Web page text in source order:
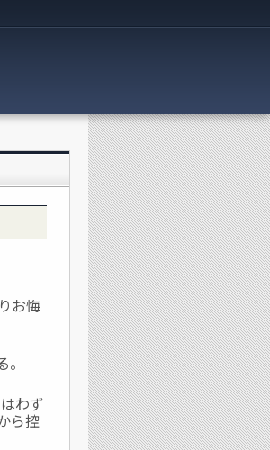
お悔
わず
ら控